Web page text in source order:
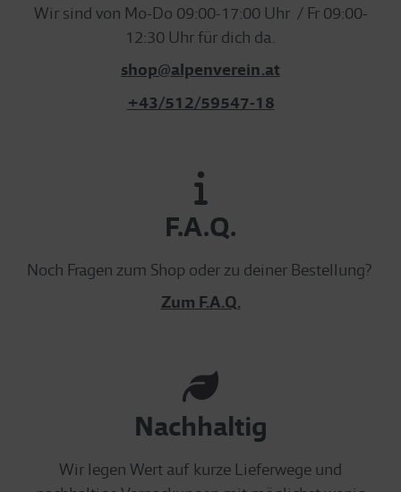
Wir sind von Mo-Do 09:00-17:00 Uhr / Fr 09:00-
12:30 Uhr für dich da.
shop@alpenverein.at
+43/512/59547-18
F.A.Q.
Noch Fragen zum Shop oder zu deiner Bestellung?
Zum F.A.Q.
Nachhaltig
Wir legen Wert auf kurze Lieferwege und